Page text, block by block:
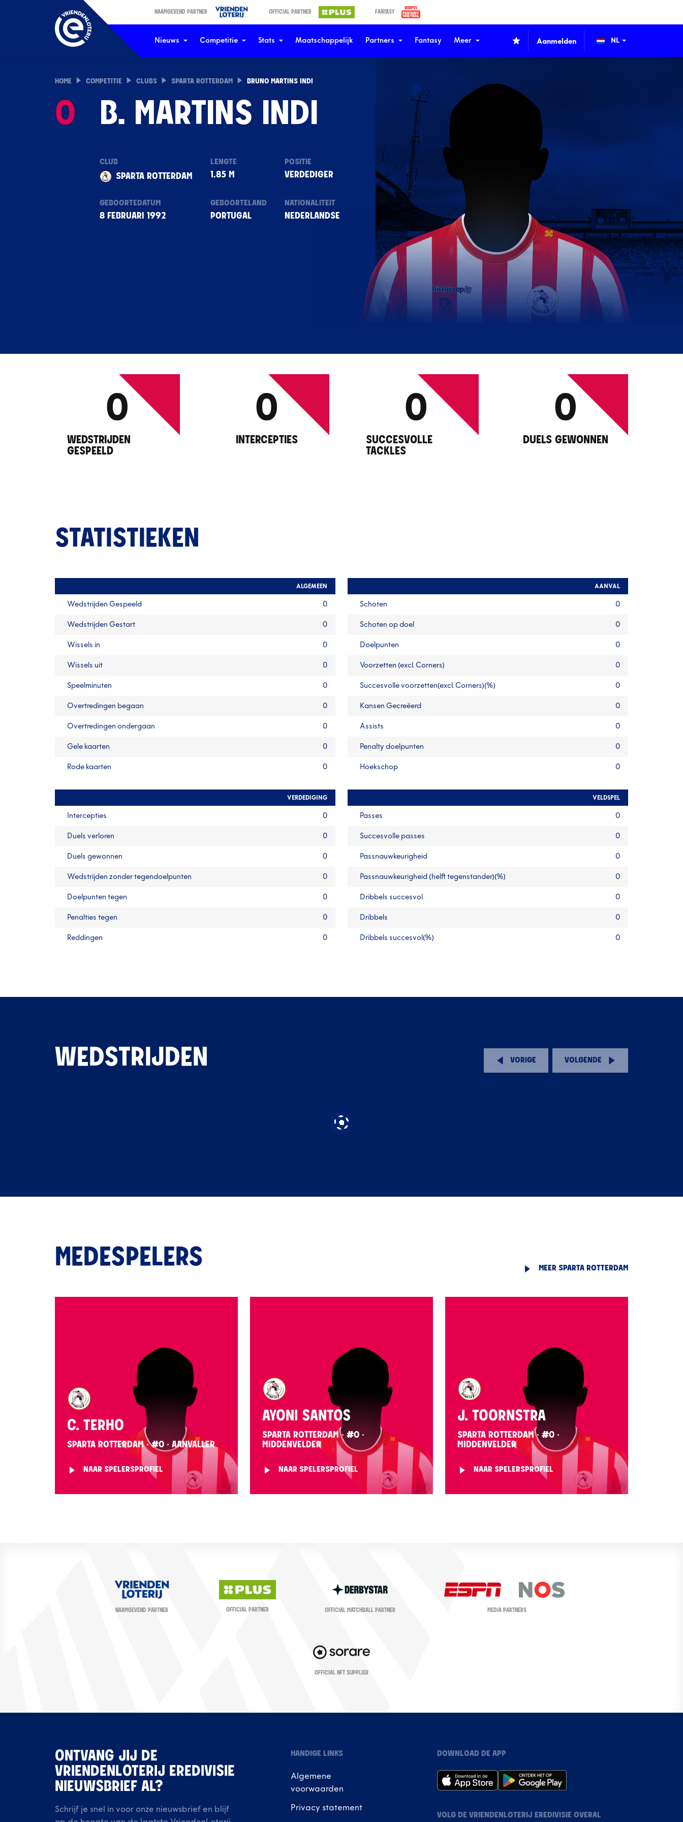
NAAMGEVEND PARTNER OFFICIAL PARTNER FANTASY
Nieuws Competitie Stats Maatschappelijk Partners Fantasy Meer Aanmelden
HOME COMPETITIE CLUBS SPARTA ROTTERDAM BRUNO MARTINS INDI
0 B. MARTINS INDI
CLUB
SPARTA ROTTERDAM
LENGTE
1.85 M
POSITIE
VERDEDIGER
GEBOORTEDATUM
8 FEBRUARI 1992
GEBOORTELAND
PORTUGAL
NATIONALITEIT
NEDERLANDSE
0
WEDSTRIJDEN
GESPEELD
0
INTERCEPTIES
0
SUCCESVOLLE
TACKLES
0
DUELS GEWONNEN
STATISTIEKEN
ALGEMEEN
Wedstrijden Gespeeld 0
Wedstrijden Gestart 0
Wissels in 0
Wissels uit 0
Speelminuten 0
Overtredingen begaan 0
Overtredingen ondergaan 0
Gele kaarten 0
Rode kaarten 0
AANVAL
Schoten 0
Schoten op doel 0
Doelpunten 0
Voorzetten (excl. Corners) 0
Succesvolle voorzetten(excl. Corners)(%) 0
Kansen Gecreëerd 0
Assists 0
Penalty doelpunten 0
Hoekschop 0
VERDEDIGING
Intercepties 0
Duels verloren 0
Duels gewonnen 0
Wedstrijden zonder tegendoelpunten 0
Doelpunten tegen 0
Penalties tegen 0
Reddingen 0
VELDSPEL
Passes 0
Succesvolle passes 0
Passnauwkeurigheid 0
Passnauwkeurigheid (helft tegenstander)(%) 0
Dribbels succesvol 0
Dribbels 0
Dribbels succesvol(%) 0
WEDSTRIJDEN VORIGE VOLGENDE
MEDESPELERS MEER SPARTA ROTTERDAM
C. TERHO
SPARTA ROTTERDAM · #0 · AANVALLER
NAAR SPELERSPROFIEL
AYONI SANTOS
SPARTA ROTTERDAM · #0 ·
MIDDENVELDER
NAAR SPELERSPROFIEL
J. TOORNSTRA
SPARTA ROTTERDAM · #0 ·
MIDDENVELDER
NAAR SPELERSPROFIEL
NAAMGEVEND PARTNER OFFICIAL PARTNER OFFICIAL MATCHBALL PARTNER MEDIA PARTNERS
OFFICIAL NFT SUPPLIER
ONTVANG JIJ DE
VRIENDENLOTERIJ EREDIVISIE
NIEUWSBRIEF AL?
Schrijf je snel in voor onze nieuwsbrief en blijf
HANDIGE LINKS
Algemene
voorwaarden
Privacy statement
DOWNLOAD DE APP
VOLG DE VRIENDENLOTERIJ EREDIVISIE OVERAL